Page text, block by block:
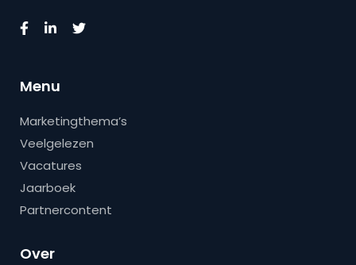
Menu
Marketingthema’s
Veelgelezen
Vacatures
Jaarboek
Partnercontent
Over